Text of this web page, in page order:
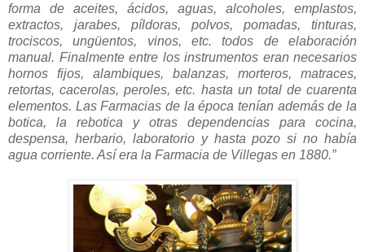
forma de aceites, ácidos, aguas, alcoholes, emplastos,
extractos, jarabes, píldoras, polvos, pomadas, tinturas,
trociscos, ungüentos, vinos, etc. todos de elaboración
manual. Finalmente entre los instrumentos eran necesarios
hornos fijos, alambiques, balanzas, morteros, matraces,
retortas, cacerolas, peroles, etc. hasta un total de cuarenta
elementos. Las Farmacias de la época tenían además de la
botica, la rebotica y otras dependencias para cocina,
despensa, herbario, laboratorio y hasta pozo si no había
agua corriente. Así era la Farmacia de Villegas en 1880.”